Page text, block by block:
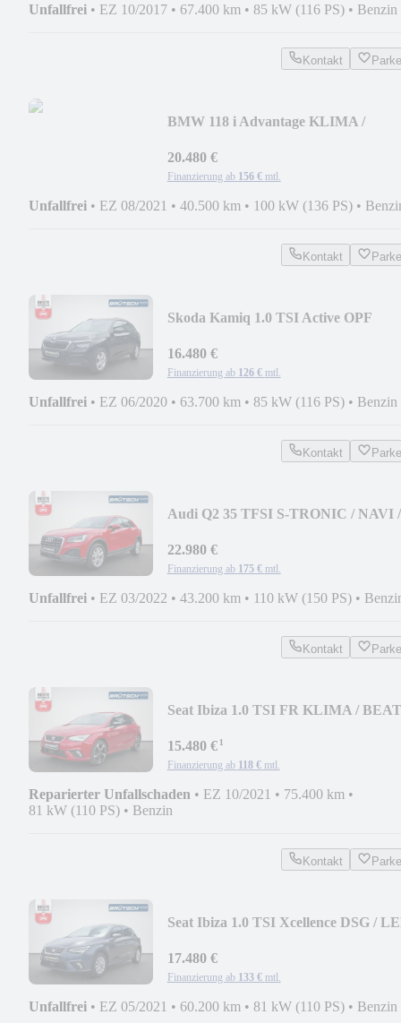
Unfallfrei • EZ 10/2017 • 67.400 km • 85 kW (116 PS) • Benzin
Kontakt
BMW 118 i Advantage KLIMA /
20.480 €
Finanzierung ab 156 € mtl.
Unfallfrei • EZ 08/2021 • 40.500 km • 100 kW (136 PS) •
Kontakt
Skoda Kamiq 1.0 TSI Active OPF
16.480 €
Finanzierung ab 126 € mtl.
Unfallfrei • EZ 06/2020 • 63.700 km • 85 kW (116 PS) • Benzin
Kontakt
Audi Q2 35 TFSI S-TRONIC / NAVI /
22.980 €
Finanzierung ab 175 € mtl.
Unfallfrei • EZ 03/2022 • 43.200 km • 110 kW (150 PS) •
Kontakt
Seat Ibiza 1.0 TSI FR KLIMA /
15.480 €¹
Finanzierung ab 118 € mtl.
Reparierter Unfallschaden • EZ 10/2021 • 75.400 km •
81 kW (110 PS) • Benzin
Kontakt
Seat Ibiza 1.0 TSI Xcellence DSG /
17.480 €
Finanzierung ab 133 € mtl.
Unfallfrei • EZ 05/2021 • 60.200 km • 81 kW (110 PS) • Benzin